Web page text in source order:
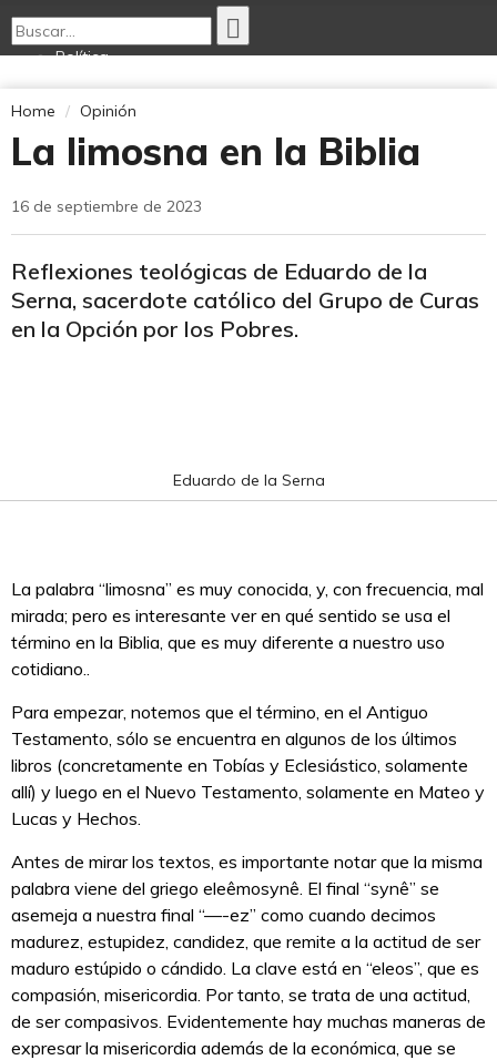
Política
Opinión
Internacionales
Deportes
Tecnología
Cultura
Home Opinión
La limosna en la Biblia
16 de septiembre de 2023
Reflexiones teológicas de Eduardo de la
Serna, sacerdote católico del Grupo de Curas
en la Opción por los Pobres.
Eduardo de la Serna
La palabra “limosna” es muy conocida, y, con frecuencia, mal
mirada; pero es interesante ver en qué sentido se usa el
término en la Biblia, que es muy diferente a nuestro uso
cotidiano..
Para empezar, notemos que el término, en el Antiguo
Testamento, sólo se encuentra en algunos de los últimos
libros (concretamente en Tobías y Eclesiástico, solamente
allí) y luego en el Nuevo Testamento, solamente en Mateo y
Lucas y Hechos.
Antes de mirar los textos, es importante notar que la misma
palabra viene del griego eleêmosynê. El final “synê” se
asemeja a nuestra final “—-ez” como cuando decimos
madurez, estupidez, candidez, que remite a la actitud de ser
maduro estúpido o cándido. La clave está en “eleos”, que es
compasión, misericordia. Por tanto, se trata de una actitud,
de ser compasivos. Evidentemente hay muchas maneras de
expresar la misericordia además de la económica, que se